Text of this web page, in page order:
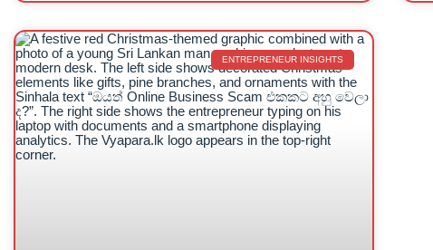
ENTREPRENEUR INSIGHTS